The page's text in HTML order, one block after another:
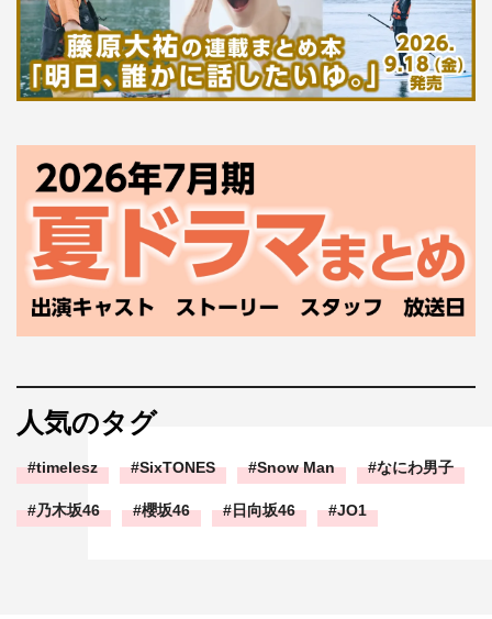
人気のタグ
timelesz SixTONES Snow Man なにわ男子
乃木坂46 櫻坂46 日向坂46 JO1